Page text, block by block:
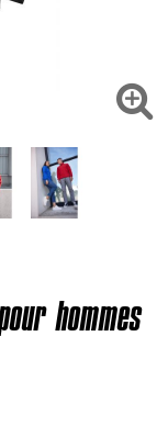
votre besoin

hommes